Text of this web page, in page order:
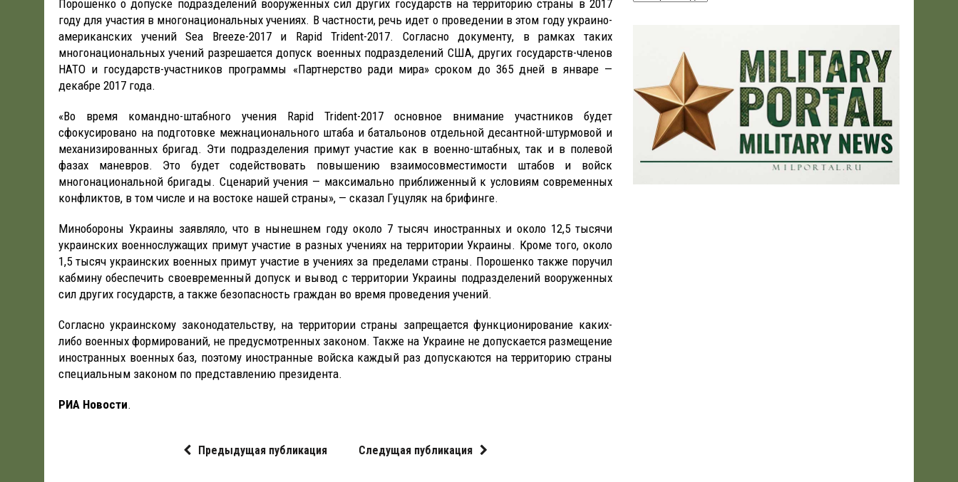
Порошенко о допуске подразделений вооруженных сил других государств на территорию страны в 2017
году для участия в многонациональных учениях. В частности, речь идет о проведении в этом году украино-
американских учений Sea Breeze-2017 и Rapid Trident-2017. Согласно документу, в рамках таких
многонациональных учений разрешается допуск военных подразделений США, других государств-членов
НАТО и государств-участников программы «Партнерство ради мира» сроком до 365 дней в январе —
декабре 2017 года.
«Во время командно-штабного учения Rapid Trident-2017 основное внимание участников будет
сфокусировано на подготовке межнационального штаба и батальонов отдельной десантной-штурмовой и
механизированных бригад. Эти подразделения примут участие как в военно-штабных, так и в полевой
фазах маневров. Это будет содействовать повышению взаимосовместимости штабов и войск
многонациональной бригады. Сценарий учения — максимально приближенный к условиям современных
конфликтов, в том числе и на востоке нашей страны», — сказал Гуцуляк на брифинге.
Минобороны Украины заявляло, что в нынешнем году около 7 тысяч иностранных и около 12,5 тысячи
украинских военнослужащих примут участие в разных учениях на территории Украины. Кроме того, около
1,5 тысяч украинских военных примут участие в учениях за пределами страны. Порошенко также поручил
кабмину обеспечить своевременный допуск и вывод с территории Украины подразделений вооруженных
сил других государств, а также безопасность граждан во время проведения учений.
Согласно украинскому законодательству, на территории страны запрещается функционирование каких-
либо военных формирований, не предусмотренных законом. Также на Украине не допускается размещение
иностранных военных баз, поэтому иностранные войска каждый раз допускаются на территорию страны
специальным законом по представлению президента.
РИА Новости.
Предыдущая публикация Следущая публикация